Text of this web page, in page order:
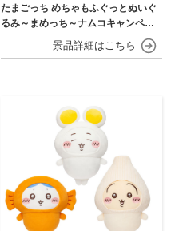
たまごっち めちゃもふぐっとぬいぐ
るみ～まめっち～ナムコキャンペー